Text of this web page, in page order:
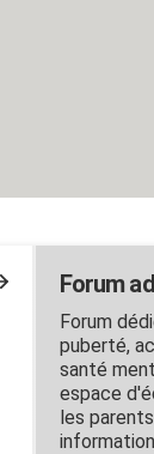
Forum
Forum
puberté,
santé
espace
les